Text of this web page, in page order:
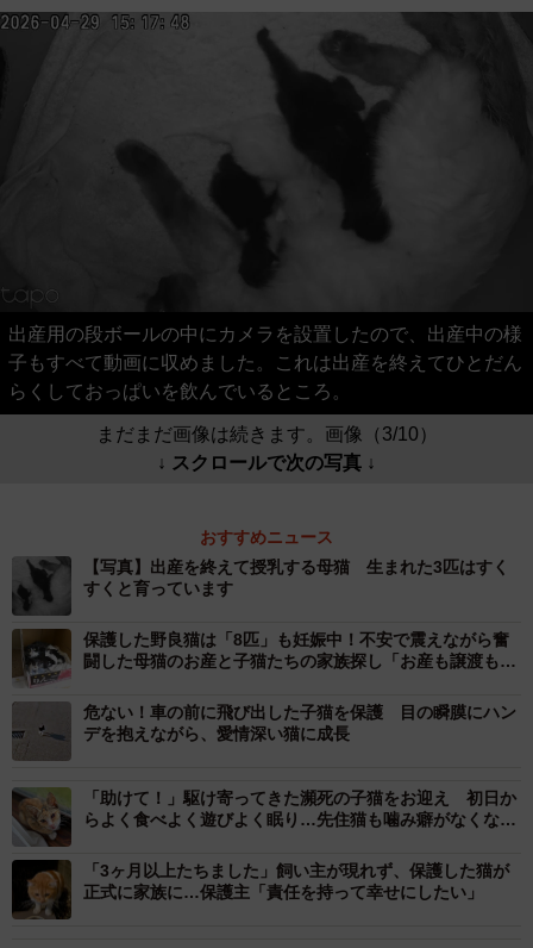
出産用の段ボールの中にカメラを設置したので、出産中の様
子もすべて動画に収めました。これは出産を終えてひとだん
らくしておっぱいを飲んでいるところ。
まだまだ画像は続きます。画像（3/10）
↓ スクロールで次の写真 ↓
おすすめニュース
【写真】出産を終えて授乳する母猫 生まれた3匹はすく
すくと育っています
保護した野良猫は「8匹」も妊娠中！不安で震えながら奮
闘した母猫のお産と子猫たちの家族探し「お産も譲渡も怖
危ない！車の前に飛び出した子猫を保護 目の瞬膜にハン
デを抱えながら、愛情深い猫に成長
「助けて！」駆け寄ってきた瀕死の子猫をお迎え 初日か
らよく食べよく遊びよく眠り…先住猫も噛み癖がなくな
「3ヶ月以上たちました」飼い主が現れず、保護した猫が
正式に家族に…保護主「責任を持って幸せにしたい」